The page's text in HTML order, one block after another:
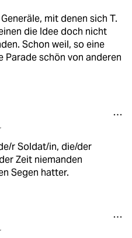
mit denen sich T.
die Idee doch nicht
Schon weil, so eine
Parade schön von anderen
r Soldat/in, die/der
Zeit niemanden
Segen hatter.